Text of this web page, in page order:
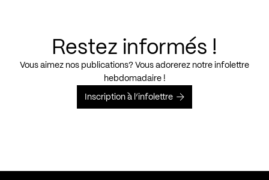
Restez informés !
Vous aimez nos publications? Vous adorerez notre infolettre
hebdomadaire !
Inscription à l’infolettre